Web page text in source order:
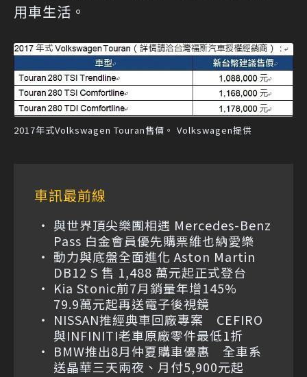
用車生活。
2017年式Volkswagen Touran售價。 Volkswagen提供
車訊最前線
與世界頂尖樂團相遇 Mercedes-Benz
Pass 白金會員優先購票維也納愛樂
動力與底盤全面進化 Aston Martin
DB12 S 售 1,488 萬元起正式登台
Kia Stonic前7月銷量年增145%
79.9萬元起再送電子後視鏡
NISSAN推經典車回廠專案 CEFIRO
與INFINITI老車原廠零件最低1折
BMW推出8月仲夏購車優惠 全車系
送晶華三天兩夜、月付5,900元起